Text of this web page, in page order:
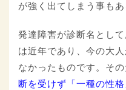
が強く出てしまう事もあ
発達障害が診断名とし
は近年であり、今の大
なかったものです。その
断を受けず「一種の性